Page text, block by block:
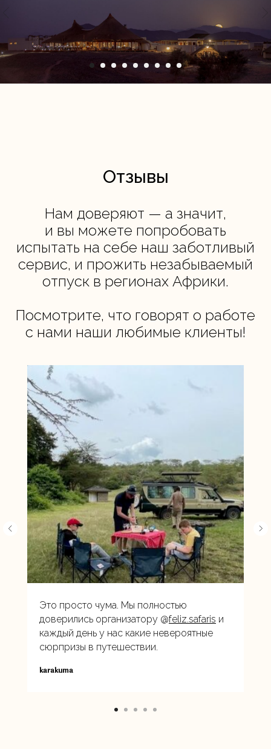
Отзывы
Нам доверяют — а значит,
и вы можете попробовать
испытать на себе наш заботливый
сервис, и прожить незабываемый
отпуск в регионах Африки.
Посмотрите, что говорят о работе
с нами наши любимые клиенты!
Это просто чума. Мы полностью
доверились организатору @feliz.safaris и
каждый день у нас какие невероятные
сюрпризы в путешествии.
karakuma